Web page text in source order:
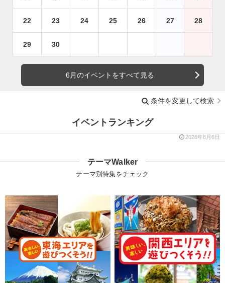
22 23 24 25 26 27 28
29 30
6月のイベントをすべて見る
条件を変更して検索
イベントランキング
2026年8月6日
テーマWalker
テーマ別特集をチェック